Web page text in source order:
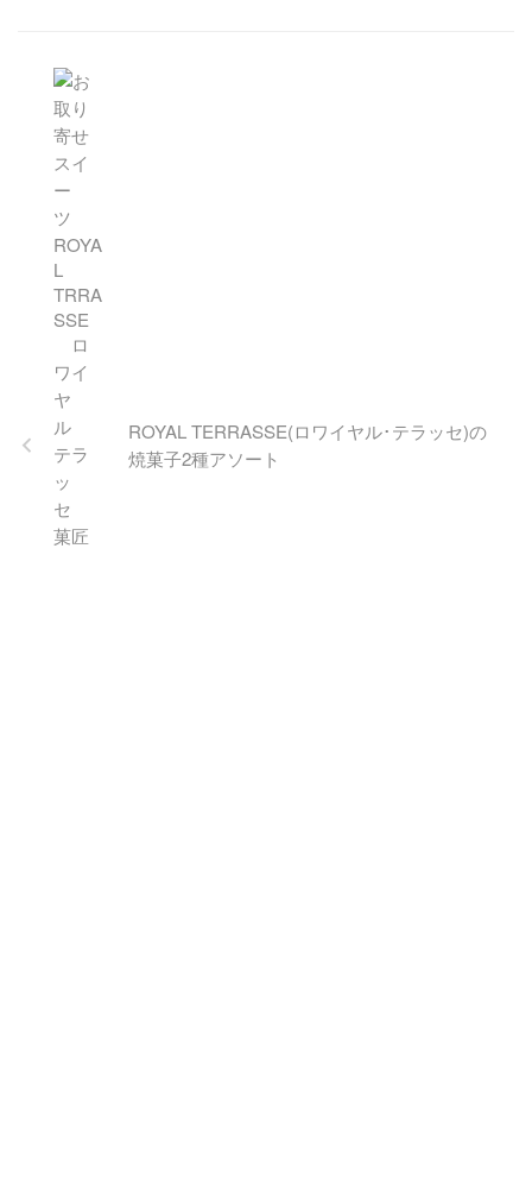
ルティコーヒー専門店。コー
ヒーの格付けができる世界資
格Qグレーダーを持つ店主が厳
選したコーヒーが自慢。水出
しコーヒーで作られたゼリー
はコーヒーの苦味と酸味、香
りともに太鼓判の絶品スイー
ツです。
ROYAL TERRASSE(ロワイヤル･テラッセ)の
焼菓子2種アソート